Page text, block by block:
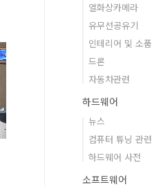
열화상카메라
유무선공유기
인테리어 및 소품
드론
자동차관련
하드웨어
뉴스
컴퓨터 튜닝 관련
하드웨어 사전
소프트웨어